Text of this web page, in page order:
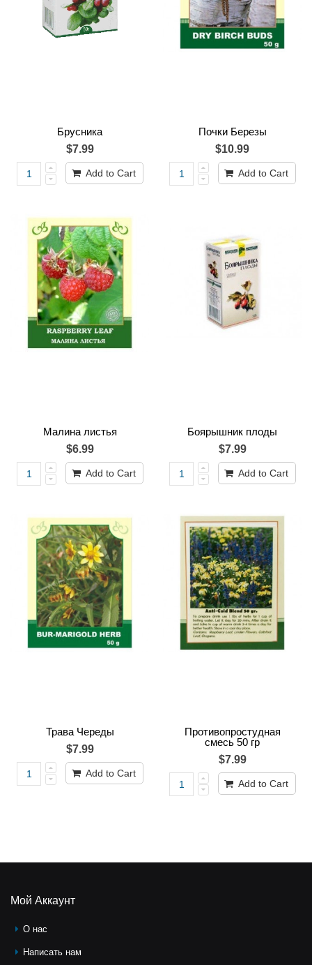
Брусника
$7.99
Add to Cart
Почки Березы
$10.99
Add to Cart
Малина листья
$6.99
Add to Cart
Боярышник плоды
$7.99
Add to Cart
Трава Череды
$7.99
Add to Cart
Противопростудная
смесь 50 гр
$7.99
Add to Cart
Мой Аккаунт
О нас
Написать нам